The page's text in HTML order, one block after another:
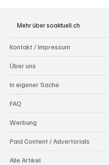
Mehr über soaktuell.ch
Kontakt / Impressum
Über uns
In eigener Sache
FAQ
Werbung
Paid Content / Advertorials
Alle Artikel